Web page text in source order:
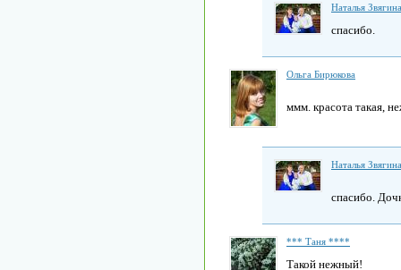
Наталья
спасибо.
Ольга Бирюкова
ммм. красота такая,
Наталья
спасибо.
*** Таня ****
Такой нежный!